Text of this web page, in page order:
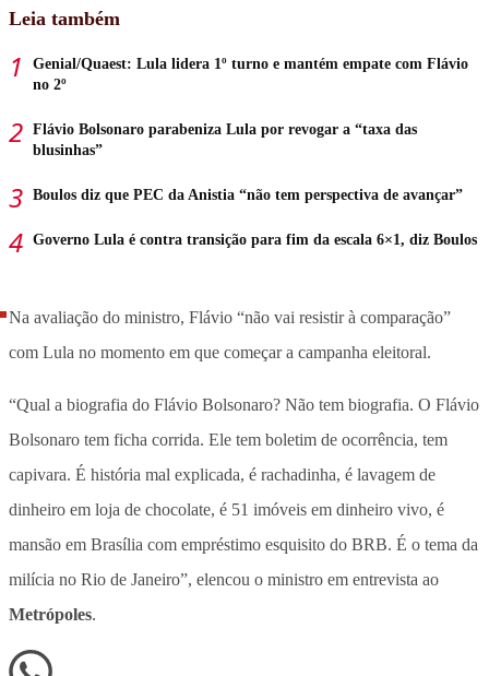
Leia também
Genial/Quaest: Lula lidera 1º turno e mantém empate com Flávio
no 2º
Flávio Bolsonaro parabeniza Lula por revogar a “taxa das
blusinhas”
Boulos diz que PEC da Anistia “não tem perspectiva de avançar”
Governo Lula é contra transição para fim da escala 6×1, diz Boulos
Na avaliação do ministro, Flávio “não vai resistir à comparação”
com Lula no momento em que começar a campanha eleitoral.
“Qual a biografia do Flávio Bolsonaro? Não tem biografia. O Flávio
Bolsonaro tem ficha corrida. Ele tem boletim de ocorrência, tem
capivara. É história mal explicada, é rachadinha, é lavagem de
dinheiro em loja de chocolate, é 51 imóveis em dinheiro vivo, é
mansão em Brasília com empréstimo esquisito do BRB. É o tema da
milícia no Rio de Janeiro”, elencou o ministro em entrevista ao
Metrópoles.